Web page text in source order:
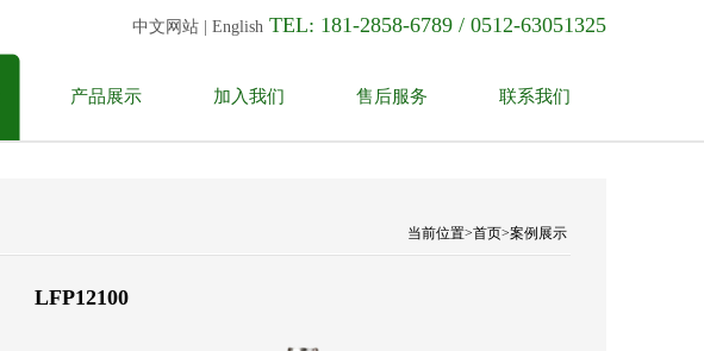
中文网站 English TEL: 181-2858-6789 / 0512-63051325
产品展示 加入我们 售后服务 联系我们
当前位置>首页>案例展示
LFP12100